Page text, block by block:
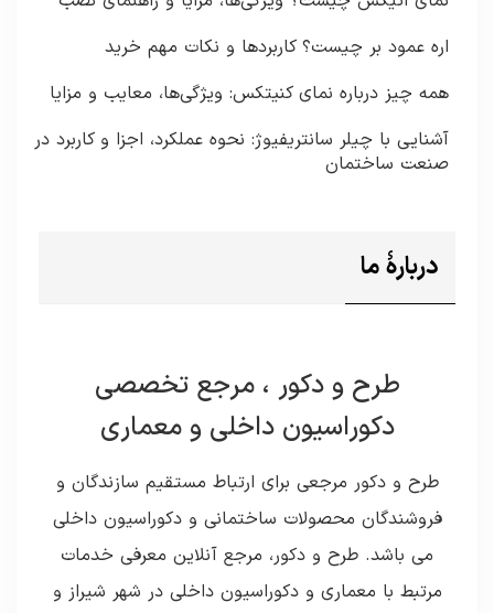
اره عمود بر چیست؟ کاربردها و نکات مهم خرید
همه چیز درباره نمای کنیتکس: ویژگی‌ها، معایب و مزایا
آشنایی با چیلر سانتریفیوژ: نحوه عملکرد، اجزا و کاربرد در
صنعت ساختمان
دربارۀ ما
طرح و دکور ، مرجع تخصصی
دکوراسیون داخلی و معماری
طرح و دکور مرجعی برای ارتباط مستقیم سازندگان و
فروشندگان محصولات ساختمانی و دکوراسیون داخلی
می باشد. طرح و دکور، مرجع آنلاین معرفی خدمات
مرتبط با معماری و دکوراسیون داخلی در شهر شیراز و